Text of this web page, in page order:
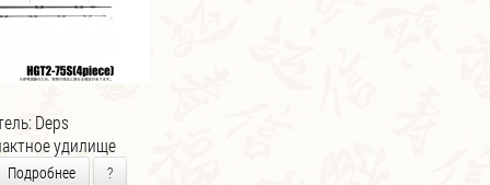
Deps
удилище
Подробнее ?